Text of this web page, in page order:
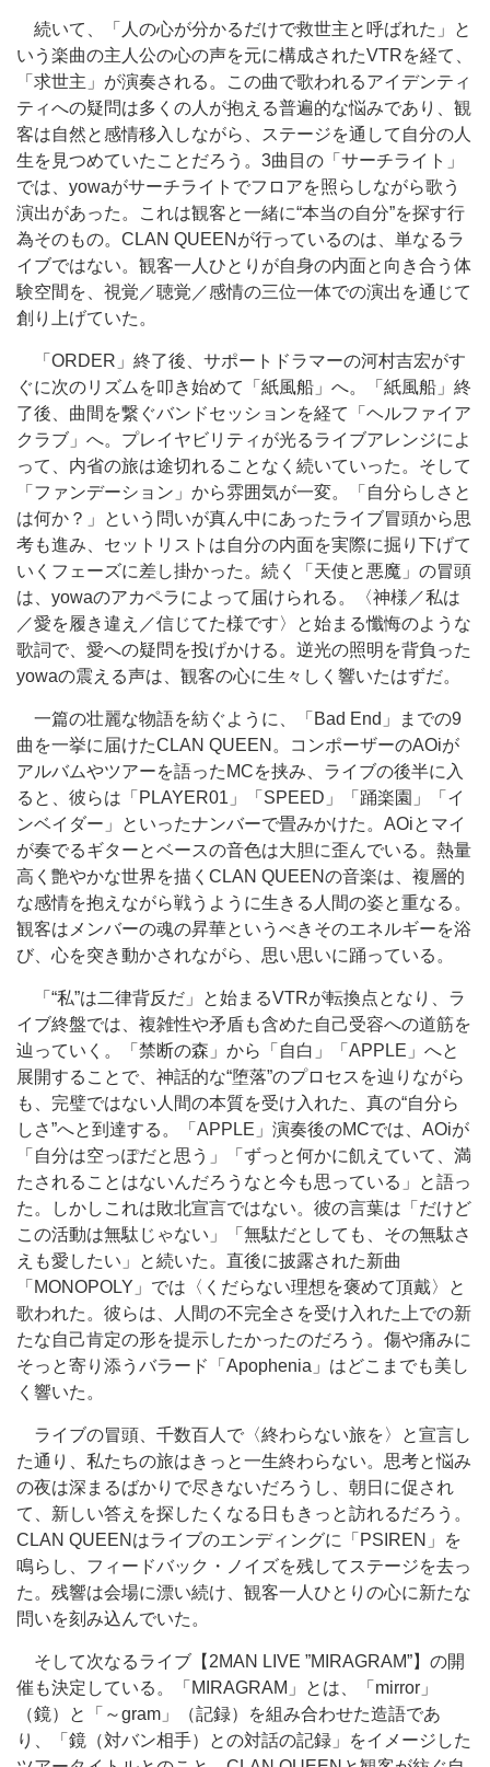
続いて、「人の心が分かるだけで救世主と呼ばれた」と
いう楽曲の主人公の心の声を元に構成されたVTRを経て、
「求世主」が演奏される。この曲で歌われるアイデンティ
ティへの疑問は多くの人が抱える普遍的な悩みであり、観
客は自然と感情移入しながら、ステージを通して自分の人
生を見つめていたことだろう。3曲目の「サーチライト」
では、yowaがサーチライトでフロアを照らしながら歌う
演出があった。これは観客と一緒に“本当の自分”を探す行
為そのもの。CLAN QUEENが行っているのは、単なるラ
イブではない。観客一人ひとりが自身の内面と向き合う体
験空間を、視覚／聴覚／感情の三位一体での演出を通じて
創り上げていた。
「ORDER」終了後、サポートドラマーの河村吉宏がす
ぐに次のリズムを叩き始めて「紙風船」へ。「紙風船」終
了後、曲間を繋ぐバンドセッションを経て「ヘルファイア
クラブ」へ。プレイヤビリティが光るライブアレンジによ
って、内省の旅は途切れることなく続いていった。そして
「ファンデーション」から雰囲気が一変。「自分らしさと
は何か？」という問いが真ん中にあったライブ冒頭から思
考も進み、セットリストは自分の内面を実際に掘り下げて
いくフェーズに差し掛かった。続く「天使と悪魔」の冒頭
は、yowaのアカペラによって届けられる。〈神様／私は
／愛を履き違え／信じてた様です〉と始まる懺悔のような
歌詞で、愛への疑問を投げかける。逆光の照明を背負った
yowaの震える声は、観客の心に生々しく響いたはずだ。
一篇の壮麗な物語を紡ぐように、「Bad End」までの9
曲を一挙に届けたCLAN QUEEN。コンポーザーのAOiが
アルバムやツアーを語ったMCを挟み、ライブの後半に入
ると、彼らは「PLAYER01」「SPEED」「踊楽園」「イ
ンベイダー」といったナンバーで畳みかけた。AOiとマイ
が奏でるギターとベースの音色は大胆に歪んでいる。熱量
高く艶やかな世界を描くCLAN QUEENの音楽は、複層的
な感情を抱えながら戦うように生きる人間の姿と重なる。
観客はメンバーの魂の昇華というべきそのエネルギーを浴
び、心を突き動かされながら、思い思いに踊っている。
「“私”は二律背反だ」と始まるVTRが転換点となり、ラ
イブ終盤では、複雑性や矛盾も含めた自己受容への道筋を
辿っていく。「禁断の森」から「自白」「APPLE」へと
展開することで、神話的な“堕落”のプロセスを辿りながら
も、完璧ではない人間の本質を受け入れた、真の“自分ら
しさ”へと到達する。「APPLE」演奏後のMCでは、AOiが
「自分は空っぽだと思う」「ずっと何かに飢えていて、満
たされることはないんだろうなと今も思っている」と語っ
た。しかしこれは敗北宣言ではない。彼の言葉は「だけど
この活動は無駄じゃない」「無駄だとしても、その無駄さ
えも愛したい」と続いた。直後に披露された新曲
「MONOPOLY」では〈くだらない理想を褒めて頂戴〉と
歌われた。彼らは、人間の不完全さを受け入れた上での新
たな自己肯定の形を提示したかったのだろう。傷や痛みに
そっと寄り添うバラード「Apophenia」はどこまでも美し
く響いた。
ライブの冒頭、千数百人で〈終わらない旅を〉と宣言し
た通り、私たちの旅はきっと一生終わらない。思考と悩み
の夜は深まるばかりで尽きないだろうし、朝日に促され
て、新しい答えを探したくなる日もきっと訪れるだろう。
CLAN QUEENはライブのエンディングに「PSIREN」を
鳴らし、フィードバック・ノイズを残してステージを去っ
た。残響は会場に漂い続け、観客一人ひとりの心に新たな
問いを刻み込んでいた。
そして次なるライブ【2MAN LIVE ”MIRAGRAM”】の開
催も決定している。「MIRAGRAM」とは、「mirror」
（鏡）と「～gram」（記録）を組み合わせた造語であ
り、「鏡（対バン相手）との対話の記録」をイメージした